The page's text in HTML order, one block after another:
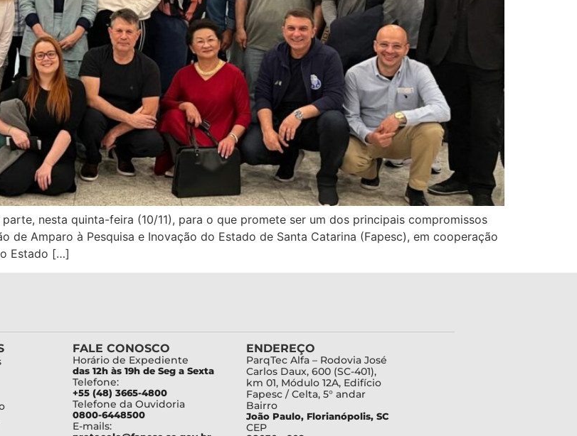
nesta quinta-feira (10/11), para o que promete ser um dos principais compromissos
de Amparo à Pesquisa e Inovação do Estado de Santa Catarina (Fapesc), em cooperação
Estado […]
FALE CONOSCO
Horário de Expediente
das 12h às 19h de Seg a Sexta
Telefone:
+55 (48) 3665-4800
Telefone da Ouvidoria
0800-6448500
E-mails:
ENDEREÇO
ParqTec Alfa – Rodovia José
Carlos Daux, 600 (SC-401),
km 01, Módulo 12A, Edifício
Fapesc / Celta, 5° andar
Bairro
João Paulo, Florianópolis, SC
CEP